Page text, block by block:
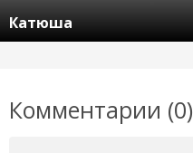
Катюша
Комментарии (0)